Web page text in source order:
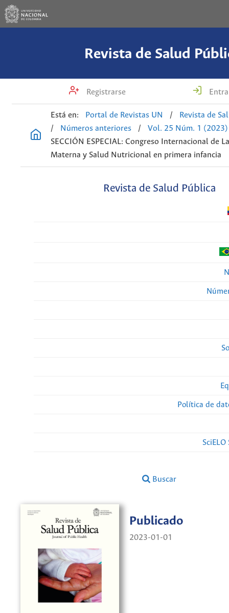
Revista de Salud
Registrarse
Está en: Portal de Revistas UN /
Revista de
/
Números anteriores /
Vol. 25 Núm. 1 (2023)
SECCIÓN ESPECIAL: Congreso Internacional de
Materna y Salud Nutricional en primera infancia
Revista de Salud Pública
Política de
Buscar
Publicado
2023-01-01